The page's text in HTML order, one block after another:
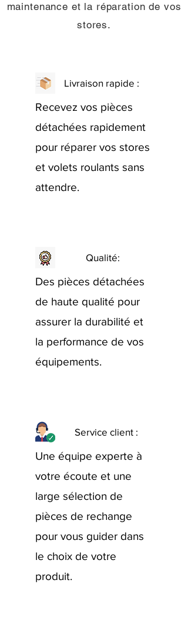
maintenance et la réparation de vos
stores.
Livraison rapide :
Recevez vos pièces
détachées rapidement
pour réparer vos stores
et volets roulants sans
attendre.
Qualité:
Des pièces détachées
de haute qualité pour
assurer la durabilité et
la performance de vos
équipements.
Service client :
Une équipe experte à
votre écoute et une
large sélection de
pièces de rechange
pour vous guider dans
le choix de votre
produit.